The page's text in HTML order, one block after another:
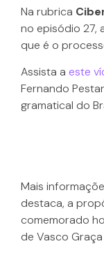
Na rubrica
no episódio 27,
que é o
Assista a este
Fernando
gramatical do
Mais
destaca, a
comemorado
de Vasco